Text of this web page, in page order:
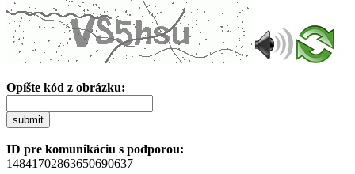
Opíšte kód z obrázku:
submit
ID pre komunikáciu s podporou:
14841702863650690637